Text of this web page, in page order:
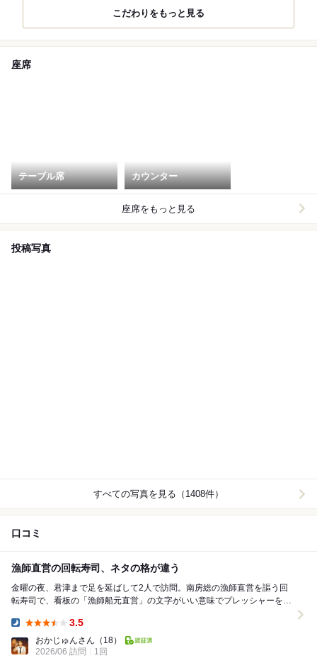
こだわりをもっと見る
座席
テーブル席 カウンター
座席をもっと見る
投稿写真
すべての写真を見る（1408件）
口コミ
漁師直営の回転寿司、ネタの格が違う
金曜の夜、君津まで足を延ばして2人で訪問。南房総の漁師直営を謳う回
転寿司で、看板の「漁師船元直営」の文字がいい意味でプレッシャーをか
3.5
おかじゅんさん （18）
2026/06 訪問
1回